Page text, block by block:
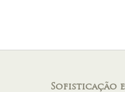
Sofisticação